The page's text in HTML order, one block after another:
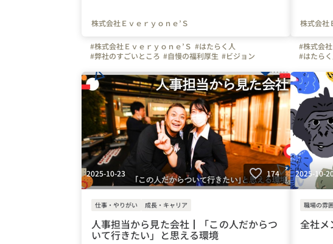
株式会社Ｅｖｅｒｙｏｎｅ’Ｓ
#株式会社Ｅｖｅｒｙｏｎｅ’Ｓ #はたらく人
#弊社のすごいところ #自慢の福利厚生 #ビジョン
#Instagram #愛知県 #岐阜県 #三重県 #静岡県 #広島県
#岡山県 #大阪府 #京都府 #兵庫県 #東海 #関西
#名古屋市 #大阪市 #ベンチャー #通信 #スマホ #携帯
#Wi-Fi #インターネット #ホワイト企業
株式会社
#株式会
#はたらく
#社員紹介
#Wi-Fi #
#三重県
#大阪市
#エブリ
2025-10-23 174
仕事・やりがい 成長・キャリア
人事担当から見た会社┃「この人だからつ
いて行きたい」と思える環境
2025-10-
職場の雰
全社メ